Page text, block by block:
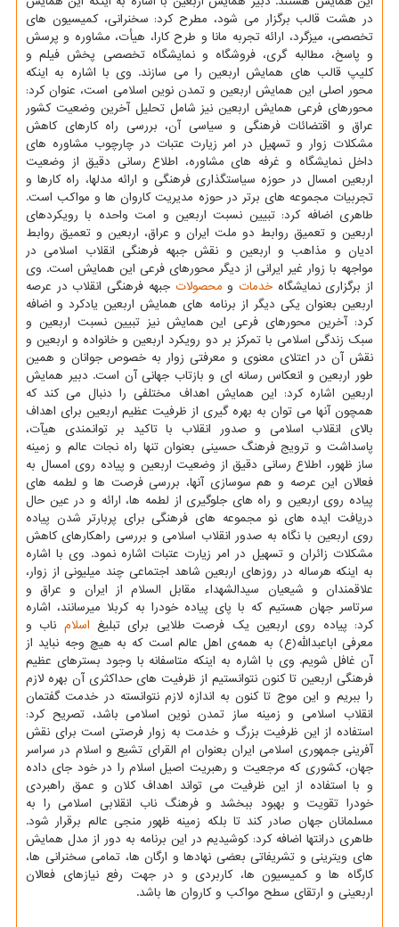
در هشت قالب برگزار می شود، مطرح كرد: سخنرانی، كمیسیون های
تخصصی، میزگرد، ارائه تجربه مانا و طرح كارا، هیأت، مشاوره و پرسش
و پاسخ، مطالبه گری، فروشگاه و نمایشگاه تخصصی پخش فیلم و
كلیپ قالب های همایش اربعین را می سازند. وی با اشاره به اینكه
محور اصلی این همایش اربعین و تمدن نوین اسلامی است، عنوان كرد:
محورهای فرعی همایش اربعین نیز شامل تحلیل آخرین وضعیت كشور
عراق و اقتضائات فرهنگی و سیاسی آن، بررسی راه كارهای كاهش
مشكلات زوار و تسهیل در امر زیارت عتبات در چارچوب مشاوره های
داخل نمایشگاه و غرفه های مشاوره، اطلاع رسانی دقیق از وضعیت
اربعین امسال در حوزه سیاستگذاری فرهنگی و ارائه مدلها، راه كارها و
تجربیات مجموعه های برتر در حوزه مدیریت كاروان ها و مواكب است.
طاهری اضافه كرد: تبیین نسبت اربعین و امت واحده با رویكردهای
اربعین و تعمیق روابط دو ملت ایران و عراق، اربعین و تعمیق روابط
ادیان و مذاهب و اربعین و نقش جبهه فرهنگی انقلاب اسلامی در
مواجهه با زوار غیر ایرانی از دیگر محورهای فرعی این همایش است. وی
از برگزاری نمایشگاهخدمات و محصولات جبهه فرهنگی انقلاب در عرصه
اربعین بعنوان یكی دیگر از برنامه های همایش اربعین یادكرد و اضافه
كرد: آخرین محورهای فرعی این همایش نیز تبیین نسبت اربعین و
سبك زندگی اسلامی با تمركز بر دو رویكرد اربعین و خانواده و اربعین و
نقش آن در اعتلای معنوی و معرفتی زوار به خصوص جوانان و همین
طور اربعین و انعكاس رسانه ای و بازتاب جهانی آن است. دبیر همایش
اربعین اشاره كرد: این همایش اهداف مختلفی را دنبال می كند كه
همچون آنها می توان به بهره گیری از ظرفیت عظیم اربعین برای اهداف
بالای انقلاب اسلامی و صدور انقلاب با تاكید بر توانمندی هیآت،
پاسداشت و ترویج فرهنگ حسینی بعنوان تنها راه نجات عالم و زمینه
ساز ظهور، اطلاع رسانی دقیق از وضعیت اربعین و پیاده روی امسال به
فعالان این عرصه و هم سوسازی آنها، بررسی فرصت ها و لطمه های
پیاده روی اربعین و راه های جلوگیری از لطمه ها، ارائه و در عین حال
دریافت ایده های نو مجموعه های فرهنگی برای پربارتر شدن پیاده
روی اربعین با نگاه به صدور انقلاب اسلامی و بررسی راهكارهای كاهش
مشكلات زائران و تسهیل در امر زیارت عتبات اشاره نمود. وی با اشاره
به اینكه هرساله در روزهای اربعین شاهد اجتماعی چند میلیونی از زوار،
علاقمندان و شیعیان سیدالشهداء مقابل السلام از ایران و عراق و
سرتاسر جهان هستیم كه با پای پیاده خودرا به كربلا میرسانند، اشاره
كرد: پیاده روی اربعین یك فرصت طلایی برای تبلیغ اسلام ناب و
معرفی اباعبدالله(ع) به همه‌ی اهل عالم است كه به هیچ وجه نباید از
آن غافل شویم. وی با اشاره به اینكه متاسفانه با وجود بسترهای عظیم
فرهنگی اربعین تا كنون نتوانستیم از ظرفیت های حداكثری آن بهره لازم
را ببریم و این موج تا كنون به اندازه لازم نتوانسته در خدمت گفتمان
انقلاب اسلامی و زمینه ساز تمدن نوین اسلامی باشد، تصریح كرد:
استفاده از این ظرفیت بزرگ و خدمت به زوار فرصتی است برای نقش
آفرینی جمهوری اسلامی ایران بعنوان ام القرای تشیع و اسلام در سراسر
جهان، كشوری كه مرجعیت و رهبریت اصیل اسلام را در خود جای داده
و با استفاده از این ظرفیت می تواند اهداف كلان و عمق راهبردی
خودرا تقویت و بهبود ببخشد و فرهنگ ناب انقلابی اسلامی را به
مسلمانان جهان صادر كند تا بلكه زمینه ظهور منجی عالم برقرار شود.
طاهری درانتها اضافه كرد: كوشیدیم در این برنامه به دور از مدل همایش
های ویترینی و تشریفاتی بعضی نهادها و ارگان ها، تمامی سخنرانی ها،
كارگاه ها و كمیسیون ها، كاربردی و در جهت رفع نیازهای فعالان
اربعینی و ارتقای سطح مواكب و كاروان ها باشد.